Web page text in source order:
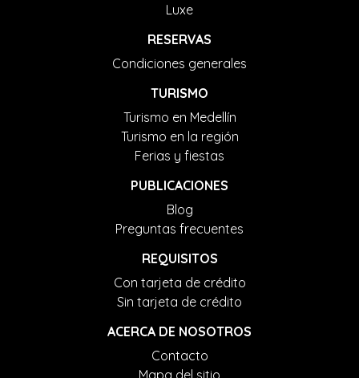
Luxe
RESERVAS
Condiciones generales
TURISMO
Turismo en Medellín
Turismo en la región
Ferias y fiestas
PUBLICACIONES
Blog
Preguntas frecuentes
REQUISITOS
Con tarjeta de crédito
Sin tarjeta de crédito
ACERCA DE NOSOTROS
Contacto